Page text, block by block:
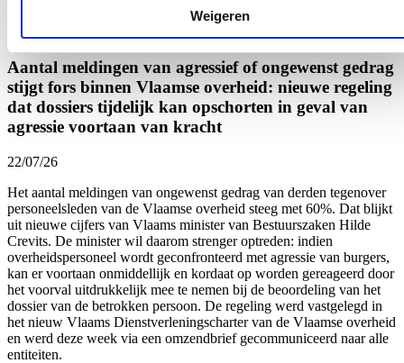
Weigeren
Aantal meldingen van agressief of ongewenst gedrag
stijgt fors binnen Vlaamse overheid: nieuwe regeling
dat dossiers tijdelijk kan opschorten in geval van
agressie voortaan van kracht
22/07/26
Het aantal meldingen van ongewenst gedrag van derden tegenover
personeelsleden van de Vlaamse overheid steeg met 60%. Dat blijkt
uit nieuwe cijfers van Vlaams minister van Bestuurszaken Hilde
Crevits. De minister wil daarom strenger optreden: indien
overheidspersoneel wordt geconfronteerd met agressie van burgers,
kan er voortaan onmiddellijk en kordaat op worden gereageerd door
het voorval uitdrukkelijk mee te nemen bij de beoordeling van het
dossier van de betrokken persoon. De regeling werd vastgelegd in
het nieuw Vlaams Dienstverleningscharter van de Vlaamse overheid
en werd deze week via een omzendbrief gecommuniceerd naar alle
entiteiten.